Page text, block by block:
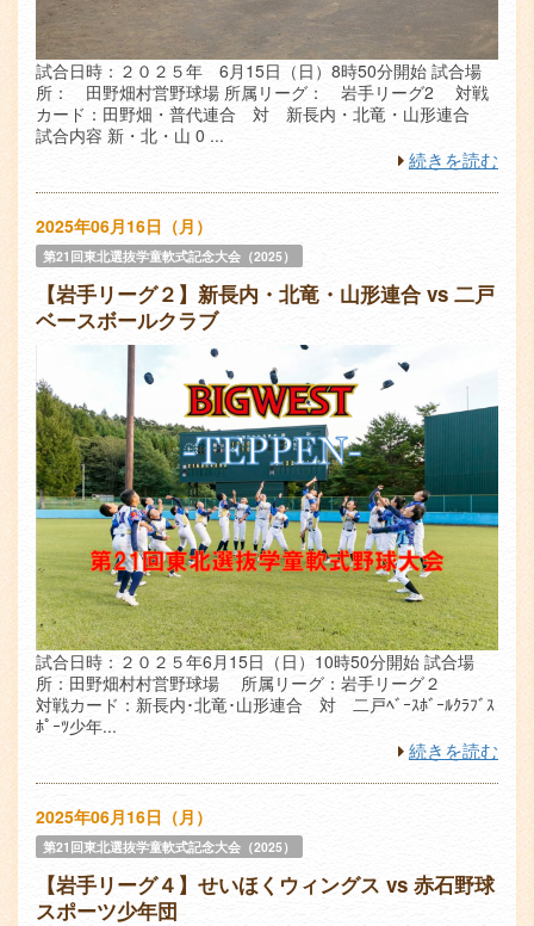
試合日時：２０２５年 6月15日（日）8時50分開始 試合場
所： 田野畑村営野球場 所属リーグ： 岩手リーグ2 対戦
カード：田野畑・普代連合 対 新長内・北竜・山形連合
試合内容 新・北・山 0 ...
続きを読む
2025年06月16日（月）
第21回東北選抜学童軟式記念大会（2025）
【岩手リーグ２】新長内・北竜・山形連合 vs 二戸
ベースボールクラブ
試合日時：２０２５年6月15日（日）10時50分開始 試合場
所：田野畑村村営野球場 所属リーグ：岩手リーグ２
対戦カード：新長内･北竜･山形連合 対 二戸ﾍﾞｰｽﾎﾞｰﾙｸﾗﾌﾞｽ
ﾎﾟｰﾂ少年...
続きを読む
2025年06月16日（月）
第21回東北選抜学童軟式記念大会（2025）
【岩手リーグ４】せいほくウィングス vs 赤石野球
スポーツ少年団